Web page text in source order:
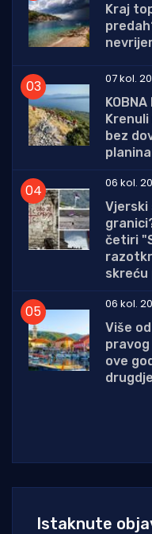
Kraj
07 kol.
KOBNA
bez
06 kol.
Vjerski
četiri
skreću
06 kol.
Više
ove
Istaknute